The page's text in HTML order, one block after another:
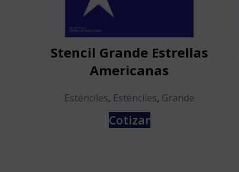
Stencil Grande Estrellas
Americanas
Esténciles, Esténciles, Grande
Cotizar